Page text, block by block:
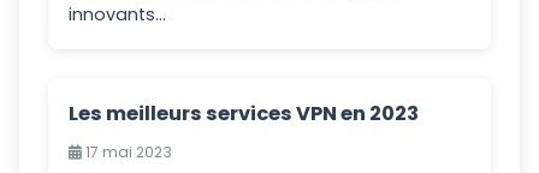
innovants...
Les meilleurs services VPN en 2023
17 mai 2023